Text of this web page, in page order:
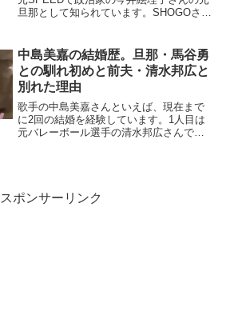
旦那として知られています。SHOGOさん
はグラドルの石井あみさんと再婚し、新
たに２...
中島美嘉の結婚歴。旦那・馬谷勇
との馴れ初めと前夫・清水邦広と
別れた理由
歌手の中島美嘉さんといえば、現在まで
に2回の結婚を経験しています。1人目は
元バレーボール選手の清水邦広さんで、2
スポンサーリンク